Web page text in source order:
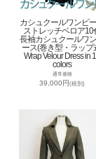
カシュクールワンピ
ストレッチベロア10
長袖カシュクールワ
ース(巻き型・ラップ
Wrap Velour Dress in
colors
通常価格
39,000円(税別)